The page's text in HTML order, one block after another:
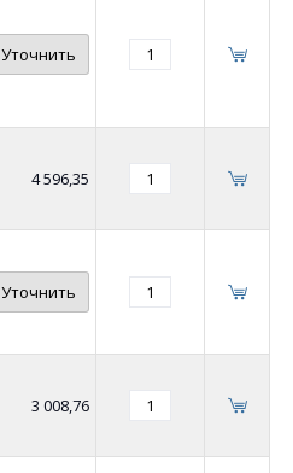
Уточнить
4 596,35
Уточнить
3 008,76